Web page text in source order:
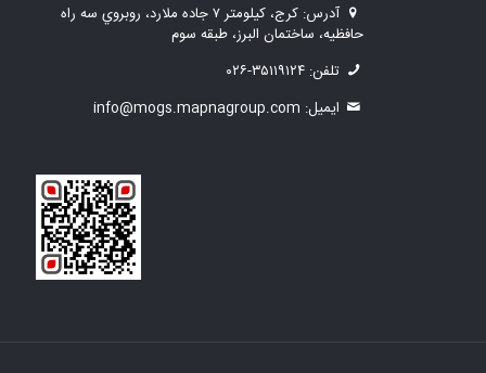
آدرس: كرج، كيلومتر ۷ جاده ملارد، روبروي سه راه
حافظیه، ساختمان البرز، طبقه سوم
تلفن: ۳۵۱۱۹۱۲۴-۰۲۶
ايميل: info@mogs.mapnagroup.com